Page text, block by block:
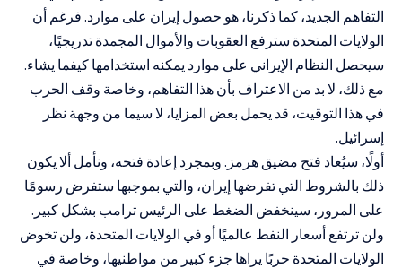
التفاهم الجديد، كما ذكرنا، هو حصول إيران على موارد. فرغم أن
الولايات المتحدة سترفع العقوبات والأموال المجمدة تدريجيًا،
سيحصل النظام الإيراني على موارد يمكنه استخدامها كيفما يشاء.
مع ذلك، لا بد من الاعتراف بأن هذا التفاهم، وخاصة وقف الحرب
في هذا التوقيت، قد يحمل بعض المزايا، لا سيما من وجهة نظر
إسرائيل.
أولًا، سيُعاد فتح مضيق هرمز. وبمجرد إعادة فتحه، ونأمل ألا يكون
ذلك بالشروط التي تفرضها إيران، والتي بموجبها ستفرض رسومًا
على المرور، سينخفض الضغط على الرئيس ترامب بشكل كبير.
ولن ترتفع أسعار النفط عالميًا أو في الولايات المتحدة، ولن تخوض
الولايات المتحدة حربًا يراها جزء كبير من مواطنيها، وخاصة في